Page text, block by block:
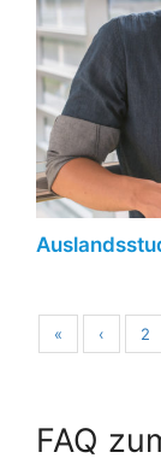
« ‹ 2
FAQ